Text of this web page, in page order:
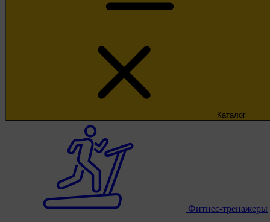
Каталог
Фитнес-тренажеры